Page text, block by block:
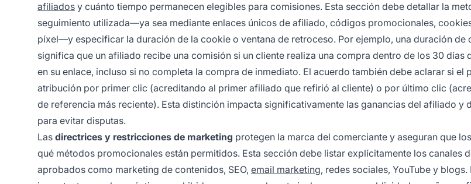
afiliados y cuánto tiempo permanecen elegibles para comisiones. Esta sección debe detallar la
seguimiento utilizada—ya sea mediante enlaces únicos de afiliado, códigos promocionales,
píxel—y especificar la duración de la cookie o ventana de retroceso. Por ejemplo, una duración de
significa que un afiliado recibe una comisión si un cliente realiza una compra dentro de los 30 días
en su enlace, incluso si no completa la compra de inmediato. El acuerdo también debe aclarar si el
atribución por primer clic (acreditando al primer afiliado que refirió al cliente) o por último clic
de referencia más reciente). Esta distinción impacta significativamente las ganancias del afiliado y
para evitar disputas.
Las directrices y restricciones de marketing protegen la marca del comerciante y aseguran que
qué métodos promocionales están permitidos. Esta sección debe listar explícitamente los canales
aprobados como marketing de contenidos, SEO, email marketing, redes sociales, YouTube y blogs.